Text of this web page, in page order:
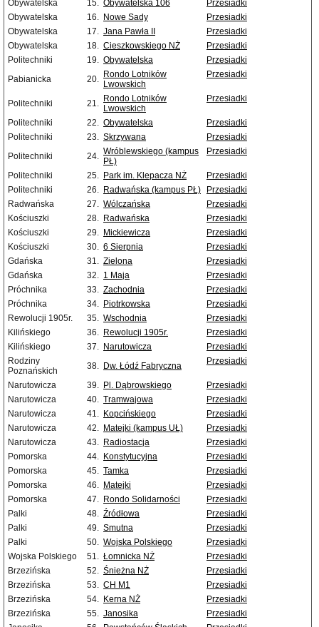
Obywatelska
15. Obywatelska 106
Przesiadki
Obywatelska
16. Nowe Sady
Przesiadki
Obywatelska
17. Jana Pawła II
Przesiadki
Obywatelska
18. Cieszkowskiego NŻ
Przesiadki
Politechniki
19. Obywatelska
Przesiadki
Pabianicka
20. Rondo Lotników
Lwowskich
Przesiadki
Politechniki 21. Rondo Lotników
Lwowskich
Przesiadki
Politechniki 22. Obywatelska
Przesiadki
Politechniki
23. Skrzywana
Przesiadki
Politechniki
24. Wróblewskiego (kampus
PŁ)
Przesiadki
Politechniki 25. Park im. Klepacza NŻ
Przesiadki
Politechniki
26. Radwańska (kampus PŁ)
Przesiadki
Radwańska
27. Wólczańska
Przesiadki
Kościuszki
28. Radwańska
Przesiadki
Kościuszki
29. Mickiewicza
Przesiadki
Kościuszki
30. 6 Sierpnia
Przesiadki
Gdańska
31. Zielona
Przesiadki
Gdańska
32. 1 Maja
Przesiadki
Próchnika
33. Zachodnia
Przesiadki
Próchnika
34. Piotrkowska
Przesiadki
Rewolucji 1905r.
35. Wschodnia
Przesiadki
Kilińskiego
36. Rewolucji 1905r.
Przesiadki
Kilińskiego
37. Narutowicza
Przesiadki
Rodziny
Poznańskich
38. Dw. Łódź Fabryczna Przesiadki
Narutowicza 39. Pl. Dąbrowskiego
Przesiadki
Narutowicza
40. Tramwajowa
Przesiadki
Narutowicza
41. Kopcińskiego
Przesiadki
Narutowicza
42. Matejki (kampus UŁ)
Przesiadki
Narutowicza
43. Radiostacja
Przesiadki
Pomorska
44. Konstytucyjna
Przesiadki
Pomorska
45. Tamka
Przesiadki
Pomorska
46. Matejki
Przesiadki
Pomorska
47. Rondo Solidarności
Przesiadki
Palki
48. Źródłowa
Przesiadki
Palki
49. Smutna
Przesiadki
Palki
50. Wojska Polskiego
Przesiadki
Wojska Polskiego
51. Łomnicka NŻ
Przesiadki
Brzezińska
52. Śnieżna NŻ
Przesiadki
Brzezińska
53. CH M1
Przesiadki
Brzezińska
54. Kerna NŻ
Przesiadki
Brzezińska
55. Janosika
Przesiadki